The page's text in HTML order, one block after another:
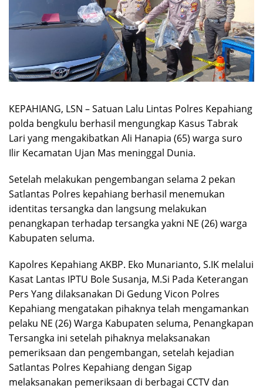
KEPAHIANG, LSN – Satuan Lalu Lintas Polres Kepahiang
polda bengkulu berhasil mengungkap Kasus Tabrak
Lari yang mengakibatkan Ali Hanapia (65) warga suro
Ilir Kecamatan Ujan Mas meninggal Dunia.
Setelah melakukan pengembangan selama 2 pekan
Satlantas Polres kepahiang berhasil menemukan
identitas tersangka dan langsung melakukan
penangkapan terhadap tersangka yakni NE (26) warga
Kabupaten seluma.
Kapolres Kepahiang AKBP. Eko Munarianto, S.IK melalui
Kasat Lantas IPTU Bole Susanja, M.Si Pada Keterangan
Pers Yang dilaksanakan Di Gedung Vicon Polres
Kepahiang mengatakan pihaknya telah mengamankan
pelaku NE (26) Warga Kabupaten seluma, Penangkapan
Tersangka ini setelah pihaknya melaksanakan
pemeriksaan dan pengembangan, setelah kejadian
Satlantas Polres Kepahiang dengan Sigap
melaksanakan pemeriksaan di berbagai CCTV dan